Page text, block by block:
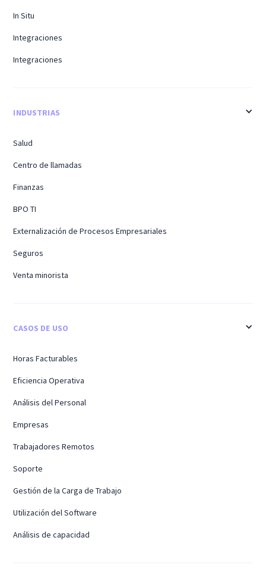
In Situ
Integraciones
Integraciones
INDUSTRIAS
Salud
Centro de llamadas
Finanzas
BPO TI
Externalización de Procesos Empresariales
Seguros
Venta minorista
CASOS DE USO
Horas Facturables
Eficiencia Operativa
Análisis del Personal
Empresas
Trabajadores Remotos
Soporte
Gestión de la Carga de Trabajo
Utilización del Software
Análisis de capacidad